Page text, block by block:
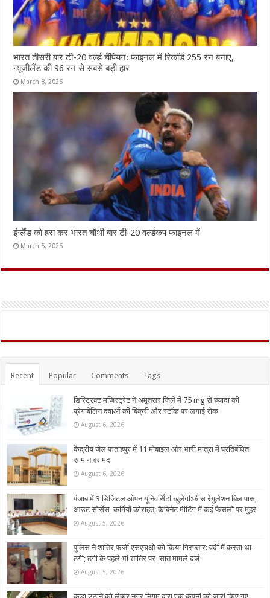
भारत तीसरी बार टी-20 वर्ल्ड चैंपियन: फाइनल में रिकॉर्ड 255 रन बनाए,
न्यूजीलैंड की 96 रन से सबसे बड़ी हार
March 8, 2026
इंग्लैंड को हरा कर भारत चौथी बार टी-20 वर्ल्डकप फाइनल में
March 5, 2026
Recent Popular Comments Tags
डिस्ट्रिक्ट मजिस्ट्रेट ने अमृतसर जिले में 75 mg से ज़्यादा की
प्रेगाबेलिन दवाओं की बिक्री और स्टॉक पर लगाई रोक
August 6, 2026
केंद्रीय जेल फताहपुर में 11 मोबाइल और भारी मात्रा में प्रतिबंधित
सामान बरामद
August 6, 2026
पंजाब में 3 डिजिटल ओपन यूनिवर्सिटी खुलेगी:फीस रेगुलेशन बिल पास,
आउट सोर्सेस कर्मियों कोराहत; कैबिनेट मीटिंग में कई फैसलों पर मुहर
August 5, 2026
पुलिस ने शातिर,फर्जी एसएचओ को किया गिरफ्तार: वर्दी में करता था
ठगी; ठगी के पहले भी शातिर पर सात मामले दर्ज
August 5, 2026